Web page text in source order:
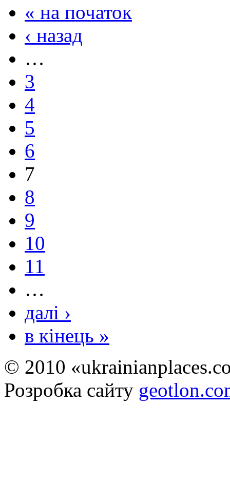
« на початок
‹ назад
…
3
4
5
6
7
8
9
10
11
…
далі ›
в кінець »
© 2010
Розробка сайту